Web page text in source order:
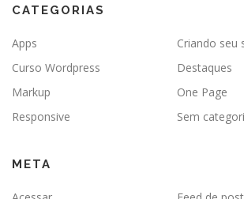
CATEGORIAS
Apps
Criando seu
Curso Wordpress
Destaques
Markup
One Page
Responsive
Sem
META